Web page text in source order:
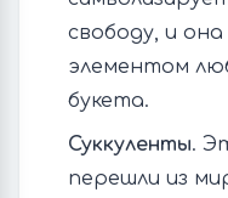
свободу, и
элементом
букета.
Суккуленты.
перешли из